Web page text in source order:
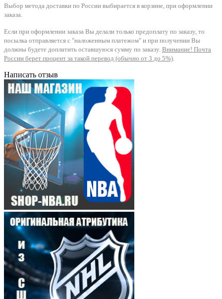
Выбор метода доставки по России выбирается в корзине, при оформлении
заказа.
Если при оформлении заказа Вы делали только предоплату по заказу, то
посылка отправляется с "наложенным платежом" и при получении Вы
должны будете доплатить оставшуюся сумму по заказу. Внимание! Почта
России берет процент за такой перевод (обычно от 3 до 5%).
Написать отзыв